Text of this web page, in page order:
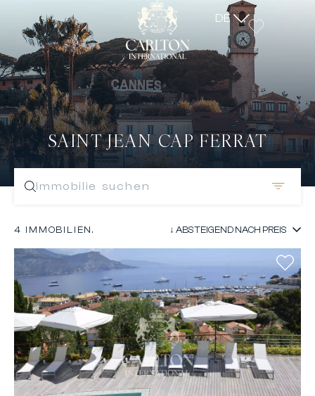
DE
Immobilie suchen
SAINT JEAN CAP FERRAT
4 IMMOBILIEN.